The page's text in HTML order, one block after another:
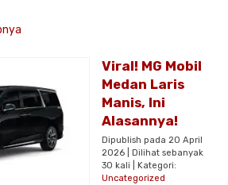
Viral! MG Mobil
Medan Laris
Manis, Ini
Alasannya!
Dipublish pada 20 April
2026 | Dilihat sebanyak
30 kali | Kategori:
Uncategorized